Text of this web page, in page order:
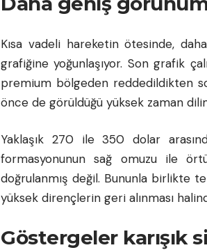
Kısa vadeli hareketin ötesinde,
grafiğine yoğunlaşıyor. Son grafik
premium bölgeden reddedildikten
önce de görüldüğü yüksek zaman
Yaklaşık 270 ile 350 dolar
formasyonunun sağ omuzu ile
doğrulanmış değil. Bununla birlikte
yüksek dirençlerin geri alınması
Göstergeler karışık